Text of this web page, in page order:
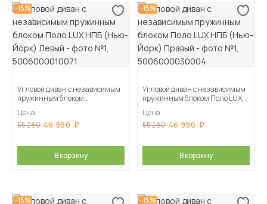
-15%
Угловой диван с независимым
пружинным блоком
Левый
Цена
55 280 46 990
В корзину
-15%
Угловой диван с независимым
пружинным блоком Поло LUX
Цена
55 280 46 990
В корзину
-15% -15%